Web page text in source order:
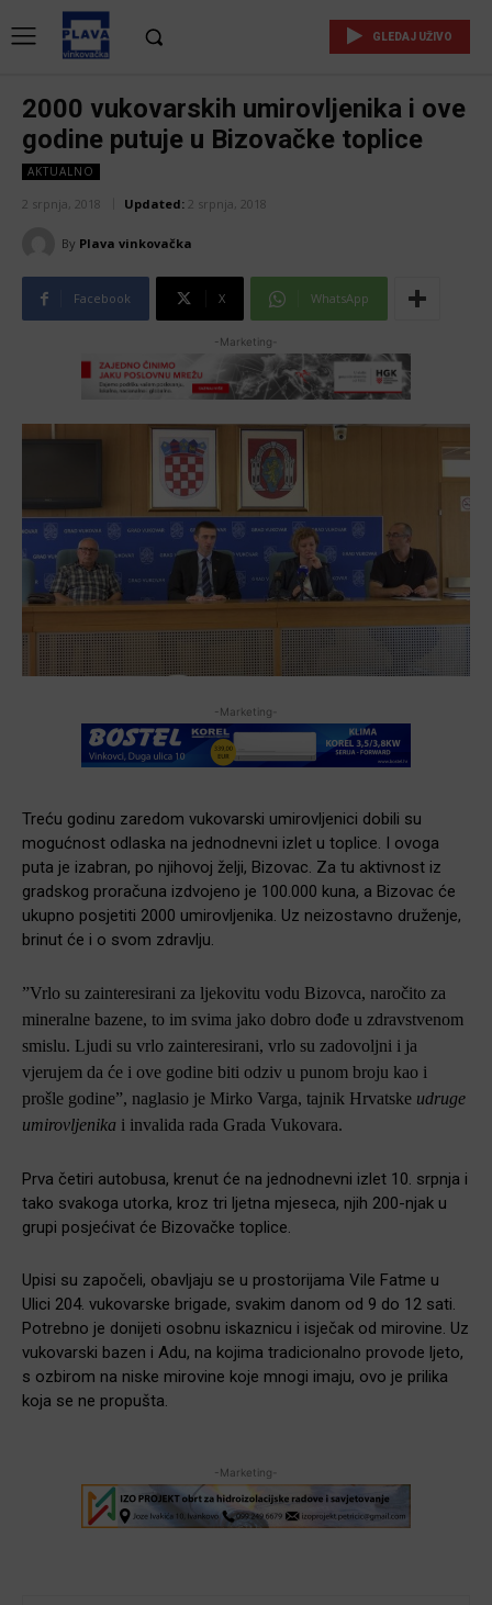
GLEDAJ UŽIVO
2000 vukovarskih umirovljenika i ove
godine putuje u Bizovačke toplice
AKTUALNO
2 srpnja, 2018 Updated: 2 srpnja, 2018
By Plava vinkovačka
Facebook X WhatsApp
-Marketing-
-Marketing-
Treću godinu zaredom vukovarski umirovljenici dobili su
mogućnost odlaska na jednodnevni izlet u toplice. I ovoga
puta je izabran, po njihovoj želji, Bizovac. Za tu aktivnost iz
gradskog proračuna izdvojeno je 100.000 kuna, a Bizovac će
ukupno posjetiti 2000 umirovljenika. Uz neizostavno druženje,
brinut će i o svom zdravlju.
”Vrlo su zainteresirani za ljekovitu vodu Bizovca, naročito za
mineralne bazene, to im svima jako dobro dođe u zdravstvenom
smislu. Ljudi su vrlo zainteresirani, vrlo su zadovoljni i ja
vjerujem da će i ove godine biti odziv u punom broju kao i
prošle godine”, naglasio je Mirko Varga, tajnik Hrvatske udruge
umirovljenika i invalida rada Grada Vukovara.
Prva četiri autobusa, krenut će na jednodnevni izlet 10. srpnja i
tako svakoga utorka, kroz tri ljetna mjeseca, njih 200-njak u
grupi posjećivat će Bizovačke toplice.
Upisi su započeli, obavljaju se u prostorijama Vile Fatme u
Ulici 204. vukovarske brigade, svakim danom od 9 do 12 sati.
Potrebno je donijeti osobnu iskaznicu i isječak od mirovine. Uz
vukovarski bazen i Adu, na kojima tradicionalno provode ljeto,
s ozbirom na niske mirovine koje mnogi imaju, ovo je prilika
koja se ne propušta.
-Marketing-